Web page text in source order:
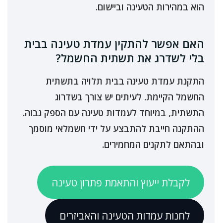
הוא במהירות הטעינה וביישום.
האם אפשר להתקין עמדת טעינה בבית
בלי לשדרג את תשתית החשמל?
התקנת עמדת טעינה בבית תלויה בתשתית
החשמל הקיימת. לעיתים יש צורך בשדרוג
התשתית, במיוחד לעמדות טעינה עם הספק גבוה.
ההתקנה חייבת להתבצע על ידי חשמלאי מוסמך
ובהתאם לתקנים המחמירים.
לקבלת ייעוץ והתאמת פתרון טעינה
לחנות עמדות הטעינה והאביזרים